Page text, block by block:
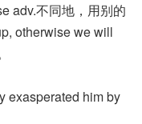
adv.不同地，用别的
otherwise we will
exasperated him by